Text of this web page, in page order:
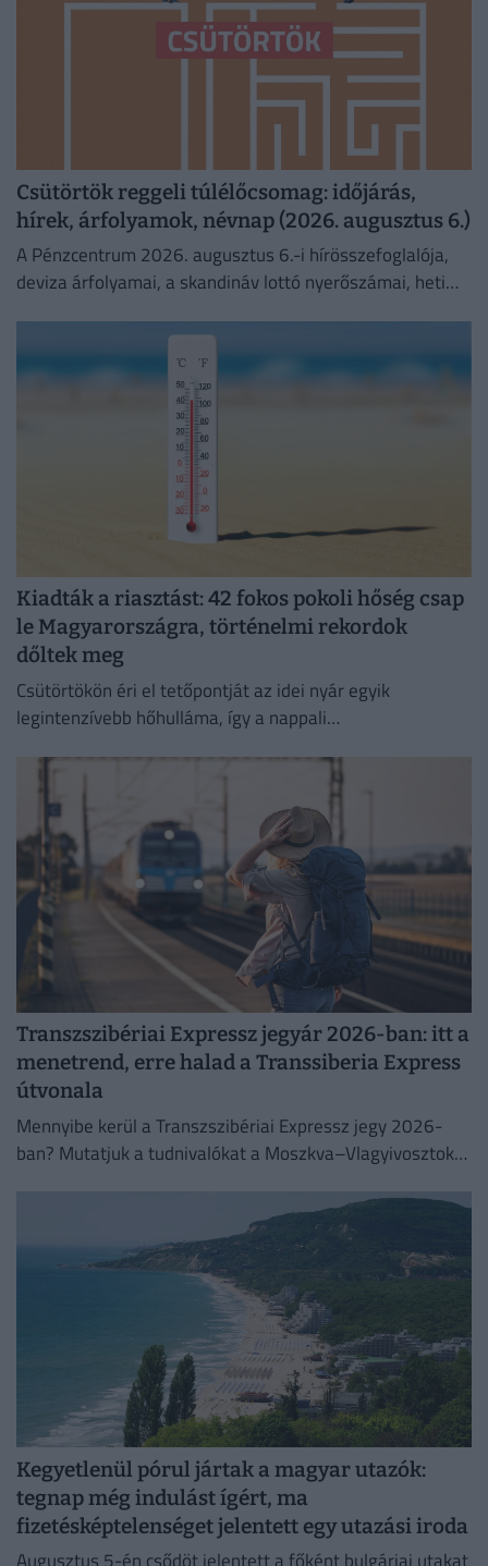
Csütörtök reggeli túlélőcsomag: időjárás,
hírek, árfolyamok, névnap (2026. augusztus 6.)
A Pénzcentrum 2026. augusztus 6.-i hírösszefoglalója,
deviza árfolyamai, a skandináv lottó nyerőszámai, heti
Kiadták a riasztást: 42 fokos pokoli hőség csap
le Magyarországra, történelmi rekordok
dőltek meg
Csütörtökön éri el tetőpontját az idei nyár egyik
legintenzívebb hőhulláma, így a nappali
Transzszibériai Expressz jegyár 2026-ban: itt a
menetrend, erre halad a Transsiberia Express
útvonala
Mennyibe kerül a Transzszibériai Expressz jegy 2026-
ban? Mutatjuk a tudnivalókat a Moszkva–Vlagyivosztok
Kegyetlenül pórul jártak a magyar utazók:
tegnap még indulást ígért, ma
fizetésképtelenséget jelentett egy utazási iroda